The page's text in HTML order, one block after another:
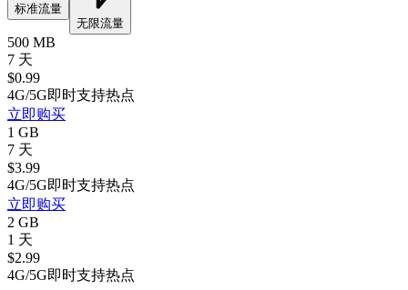
标准流量
无限流量
500 MB
7 天
$0.99
4G/5G即时支持热点
立即购买
1 GB
7 天
$3.99
4G/5G即时支持热点
立即购买
2 GB
1 天
$2.99
4G/5G即时支持热点